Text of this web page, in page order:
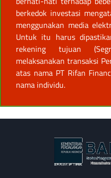
berkedok investasi
menggunakan media
Untuk itu harus
rekening tujuan
melaksanakan transaksi
atas nama PT Rifan
nama individu.